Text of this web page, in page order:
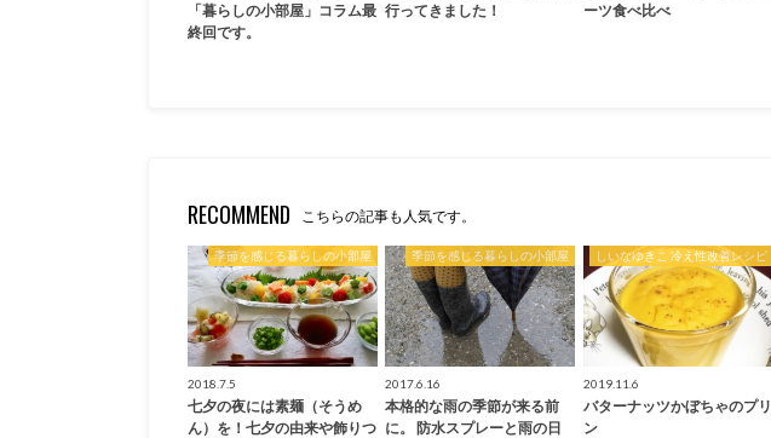
「暮らしの小部屋」コラム最
終回です。
行ってきました！
ーツ食べ比べ
RECOMMEND こちらの記事も人気です。
季節を感じる暮らしの小部屋
2018.7.5
七夕の夜には素麺（そうめ
ん）を！七夕の由来や飾りつ
季節を感じる暮らしの小部屋
2017.6.16
本格的な雨の季節が来る前
に。 防水スプレーと雨の日
しいなゆきこ 冷え性改善レシピ
2019.11.6
バターナッツかぼちゃのプリ
ン